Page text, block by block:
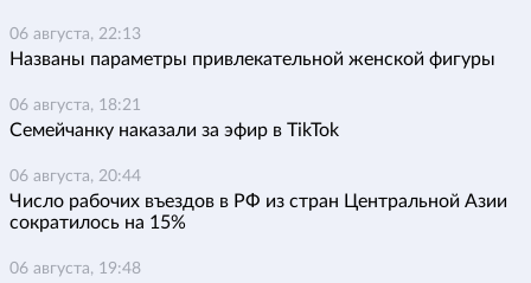
06 августа, 22:13
Названы параметры привлекательной женской фигуры
06 августа, 18:21
Семейчанку наказали за эфир в TikTok
06 августа, 20:44
Число рабочих въездов в РФ из стран Центральной Азии
сократилось на 15%
06 августа, 19:48